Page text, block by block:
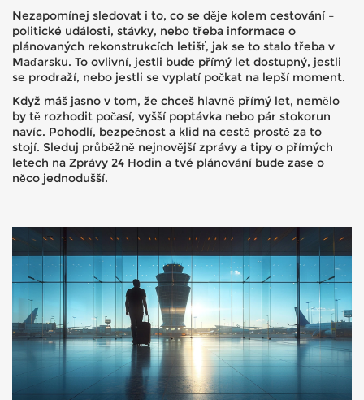
Nezapomínej sledovat i to, co se děje kolem cestování –
politické události, stávky, nebo třeba informace o
plánovaných rekonstrukcích letišť, jak se to stalo třeba v
Maďarsku. To ovlivní, jestli bude přímý let dostupný, jestli
se prodraží, nebo jestli se vyplatí počkat na lepší moment.
Když máš jasno v tom, že chceš hlavně přímý let, nemělo
by tě rozhodit počasí, vyšší poptávka nebo pár stokorun
navíc. Pohodlí, bezpečnost a klid na cestě prostě za to
stojí. Sleduj průběžně nejnovější zprávy a tipy o přímých
letech na Zprávy 24 Hodin a tvé plánování bude zase o
něco jednodušší.